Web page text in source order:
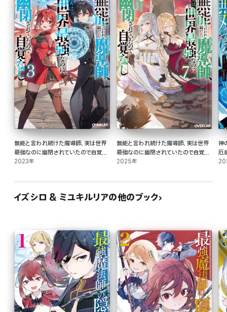
無能と言われ続けた魔導師、実は世界
最強なのに幽閉されていたので自覚な
し 3
2023年
無能と言われ続けた魔導師、実は世界
最強なのに幽閉されていたので自覚な
し 7
2025年
神
厄
イズシロ & ミユキルリアの他のブック